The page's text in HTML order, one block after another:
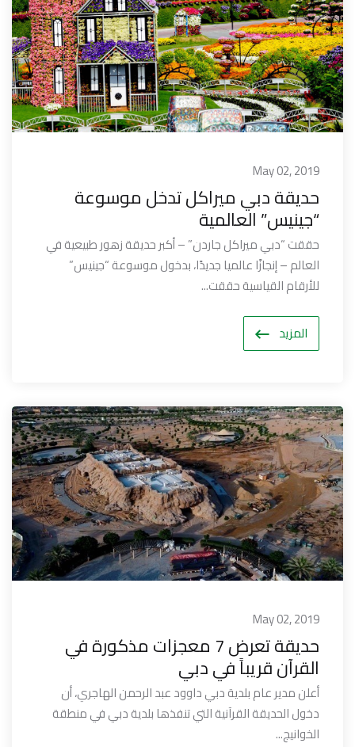
May 02, 2019
حديقة دبي ميراكل تدخل موسوعة
“جينيس” العالمية
حققت “دبي ميراكل جاردن” – أكبر حديقة زهور طبيعية في
العالم – إنجازًا عالميا جديدًا، بدخول موسوعة “جينيس”
للأرقام القياسية حققت...
المزيد
May 02, 2019
حديقة تعرض 7 معجزات مذكورة في
القرآن قريباً في دبي
أعلن مدير عام بلدية دبي داوود عبد الرحمن الهاجري، أن
دخول الحديقة القرآنية التي تنفذها بلدية دبي في منطقة
الخوانيج...